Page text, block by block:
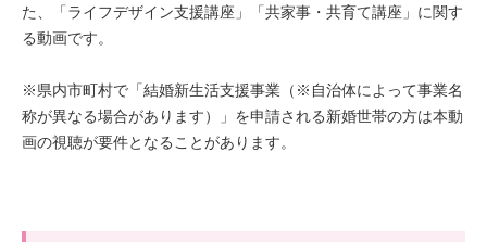
た、「ライフデザイン支援講座」「共家事・共育て講座」に関す
る動画です。
※県内市町村で「結婚新生活支援事業（※自治体によって事業名
称が異なる場合があります）」を申請される新婚世帯の方は本動
画の視聴が要件となることがあります。